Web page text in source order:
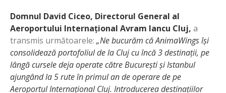
Domnul David Ciceo, Directorul General al
Aeroportului Internațional Avram Iancu Cluj, a
transmis următoarele: „Ne bucurăm că AnimaWings își
consolidează portofoliul de la Cluj cu încă 3 destinații, pe
lângă cursele deja operate către București și Istanbul
ajungând la 5 rute în primul an de operare de pe
Aeroportul Internațional Cluj. Introducerea destinațiilor